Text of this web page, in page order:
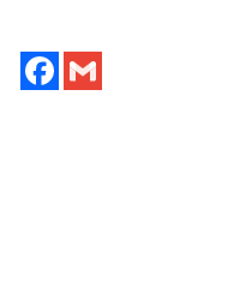
Facebook